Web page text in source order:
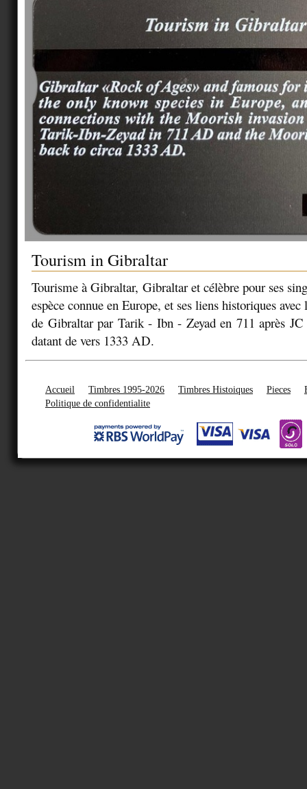
Tourism in Gibraltar
Tourisme à Gibraltar, Gibraltaret célèbre pour ses
espèce connue en Europe, et ses liens historiques
de Gibraltar par Tarik - Ibn - Zeyad en 711 après JC
datant de vers 1333 AD.
Accueil Timbres 1995-2026 Timbres Histoiques Pieces
Politique de confidentialite